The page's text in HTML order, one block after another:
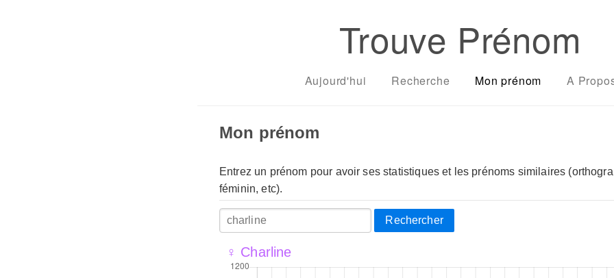
Trouve Prénom
Aujourd'hui Recherche Mon prénom A
Mon prénom
Entrez un prénom pour avoir ses statistiques et les prénoms similaires
féminin, etc).
Rechercher
♀ Charline